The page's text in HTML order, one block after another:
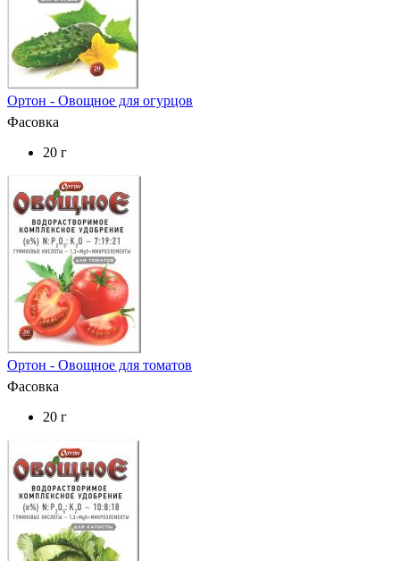
Ортон - Овощное для огурцов
Фасовка
20 г
Ортон - Овощное для томатов
Фасовка
20 г